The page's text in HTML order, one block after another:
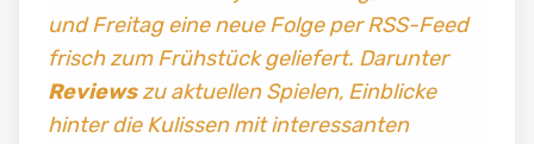
und Freitag eine neue Folge per RSS-Feed
frisch zum Frühstück geliefert. Darunter
Reviewszu aktuellen Spielen, Einblicke
hinter die Kulissen mit interessanten